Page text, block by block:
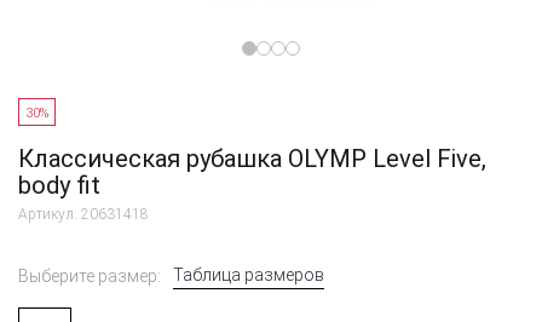
30%
Классическая рубашка OLYMP Level Five,
body fit
Артикул: 20631418
Выберите размер: Таблица размеров